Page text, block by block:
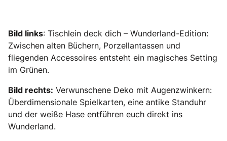
Bild links: Tischlein deck dich – Wunderland-Edition:
Zwischen alten Büchern, Porzellantassen und
fliegenden Accessoires entsteht ein magisches Setting
im Grünen.
Bild rechts: Verwunschene Deko mit Augenzwinkern:
Überdimensionale Spielkarten, eine antike Standuhr
und der weiße Hase entführen euch direkt ins
Wunderland.